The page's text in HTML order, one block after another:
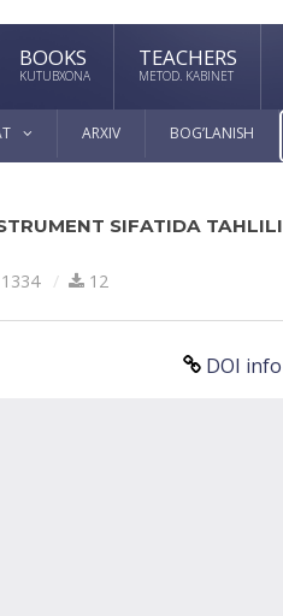
BOOKS
KUTUBXONA
TEACHERS
METOD. KABINET
ARXIV BOG’LANISH
SIFATIDA TAHLILI
1334 12
DOI info